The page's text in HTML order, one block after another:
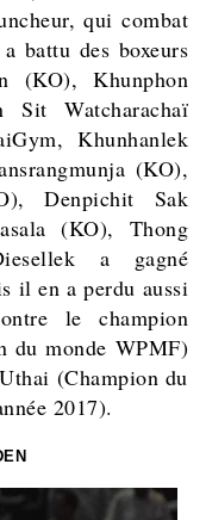
qui combat
battu des boxeurs
(KO), Khunphon
Sit Watcharachaï
Khunhanlek
(KO),
Denpichit Sak
(KO), Thong
a gagné
il en a perdu aussi
le champion
du monde WPMF)
(Champion du
2017).